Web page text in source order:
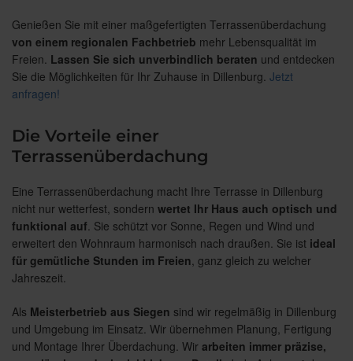
Genießen Sie mit einer maßgefertigten Terrassenüberdachung
von einem regionalen Fachbetrieb mehr Lebensqualität im
Freien. Lassen Sie sich unverbindlich beraten und entdecken
Sie die Möglichkeiten für Ihr Zuhause in Dillenburg. Jetzt
anfragen!
Die Vorteile einer
Terrassenüberdachung
Eine Terrassenüberdachung macht Ihre Terrasse in Dillenburg
nicht nur wetterfest, sondern wertet Ihr Haus auch optisch und
funktional auf. Sie schützt vor Sonne, Regen und Wind und
erweitert den Wohnraum harmonisch nach draußen. Sie ist ideal
für gemütliche Stunden im Freien, ganz gleich zu welcher
Jahreszeit.
Als Meisterbetrieb aus Siegen sind wir regelmäßig in Dillenburg
und Umgebung im Einsatz. Wir übernehmen Planung, Fertigung
und Montage Ihrer Überdachung. Wir arbeiten immer präzise,